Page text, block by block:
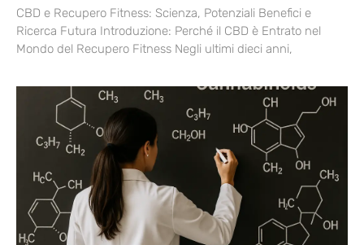
CBD e Recupero Fitness: Scienza, Potenziali Benefici e
Ricerca Futura Introduzione: Perché il CBD è Entrato nel
Mondo del Recupero Fitness Negli ultimi dieci anni,